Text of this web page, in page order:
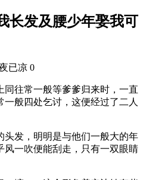
长发及腰少年娶我可
已凉 0
同往常一般等爹爹归来时，一直
般四处乞讨，这便经过了二人
头发，明明是与他们一般大的年
风一吹便能刮走，只有一双眼睛